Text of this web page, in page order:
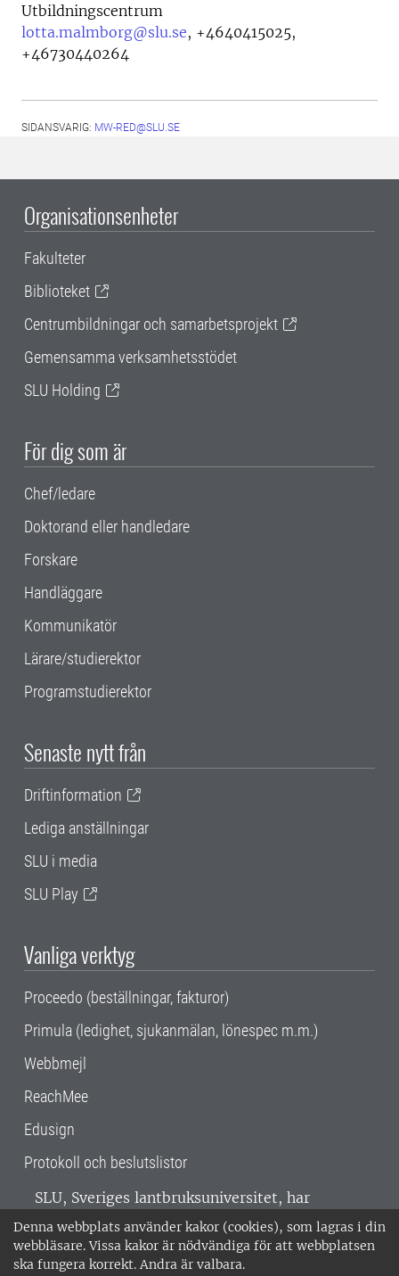
Denna webbplats använder kakor (cookies), som lagras i din
webbläsare. Vissa kakor är nödvändiga för att webbplatsen
ska fungera korrekt. Andra är valbara.
Utbildningscentrum
lotta.malmborg@slu.se, +4640415025,
+46730440264
SIDANSVARIG: MW-RED@SLU.SE
Organisationsenheter
Fakulteter
Biblioteket
Centrumbildningar och samarbetsprojekt
Gemensamma verksamhetsstödet
SLU Holding
För dig som är
Chef/ledare
Doktorand eller handledare
Forskare
Handläggare
Kommunikatör
Lärare/studierektor
Programstudierektor
Senaste nytt från
Driftinformation
Lediga anställningar
SLU i media
SLU Play
Vanliga verktyg
Proceedo (beställningar, fakturor)
Primula (ledighet, sjukanmälan, lönespec m.m.)
Webbmejl
ReachMee
Edusign
Protokoll och beslutslistor
SLU, Sveriges lantbruksuniversitet, har
verksamhet över hela Sverige. Huvudorter är
Alnarp, Uppsala och Umeå.SLU är
miljöcertifierat enligt ISO 14001. •